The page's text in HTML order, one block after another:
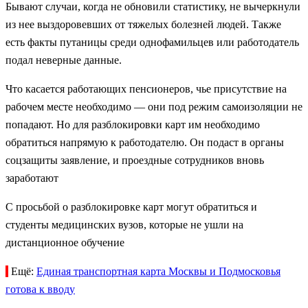
Бывают случаи, когда не обновили статистику, не вычеркнули
из нее выздоровевших от тяжелых болезней людей. Также
есть факты путаницы среди однофамильцев или работодатель
подал неверные данные.
Что касается работающих пенсионеров, чье присутствие на
рабочем месте необходимо — они под режим самоизоляции не
попадают. Но для разблокировки карт им необходимо
обратиться напрямую к работодателю. Он подаст в органы
соцзащиты заявление, и проездные сотрудников вновь
заработают
С просьбой о разблокировке карт могут обратиться и
студенты медицинских вузов, которые не ушли на
дистанционное обучение
Ещё: Единая транспортная карта Москвы и Подмосковья
готова к вводу